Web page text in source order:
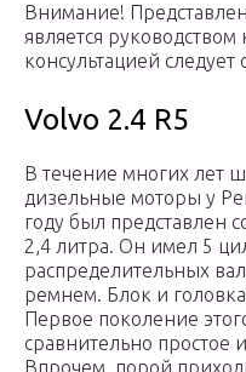
Внимание!
является
консультацией следует
Volvo 2.4 R5
В течение многих лет
дизельные моторы у
году был представлен
2,4 литра. Он имел 5
распределительных
ремнем. Блок и
Первое поколение
сравнительно простое
Впрочем, порой